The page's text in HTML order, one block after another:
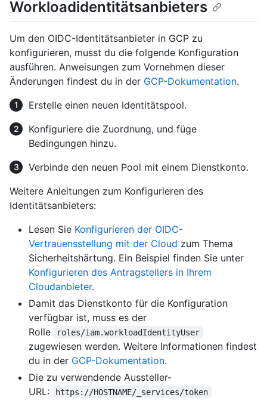
Workloadidentitätsanbieters
Um den OIDC-Identitätsanbieter in GCP zu
konfigurieren, musst du die folgende Konfiguration
ausführen. Anweisungen zum Vornehmen dieser
Änderungen findest du in der GCP-Dokumentation.
Erstelle einen neuen Identitätspool.
Konfiguriere die Zuordnung, und füge
Bedingungen hinzu.
Verbinde den neuen Pool mit einem Dienstkonto.
Weitere Anleitungen zum Konfigurieren des
Identitätsanbieters:
Lesen Sie Konfigurieren der OIDC-
Vertrauensstellung mit der Cloud zum Thema
Sicherheitshärtung. Ein Beispiel finden Sie unter
Konfigurieren des Antragstellers in Ihrem
Cloudanbieter.
Damit das Dienstkonto für die Konfiguration
verfügbar ist, muss es der
Rolle
roles/iam.workloadIdentityUser
zugewiesen werden. Weitere Informationen findest
du in der GCP-Dokumentation.
Die zu verwendende Aussteller-
URL:
https://HOSTNAME/_services/token